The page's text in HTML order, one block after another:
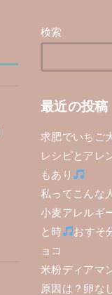
検索
最近の投稿
求肥でいちご
レシピとアレ
もあり
私ってこんな
小麦アレルギ
と時
おすそ
ョコ
米粉ディアマ
原因は？卵な